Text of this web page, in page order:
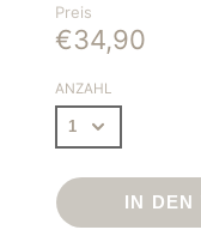
Preis
€34,90
ANZAHL
IN DEN